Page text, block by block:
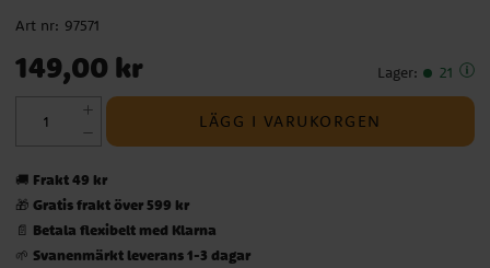
Art nr: 97571
Pris :149,00 kr
149,00 kr Lager: 21
LÄGG I VARUKORGEN
🚚 Frakt 49 kr
🎁 Gratis frakt över 599 kr
📄 Betala flexibelt med Klarna
🌱 Svanenmärkt leverans 1-3 dagar